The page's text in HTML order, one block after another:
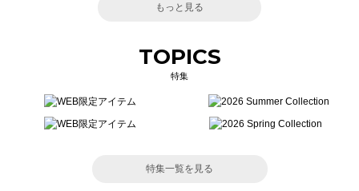
もっと見る
TOPICS
特集
特集一覧を見る